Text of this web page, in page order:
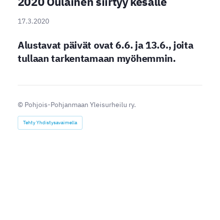
17.3.2020
Alustavat päivät ovat 6.6. ja 13.6., joita
tullaan tarkentamaan myöhemmin.
© Pohjois-Pohjanmaan Yleisurheilu ry.
Tehty Yhdistysavaimella